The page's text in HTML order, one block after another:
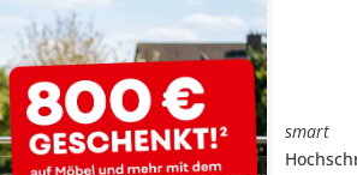
smart